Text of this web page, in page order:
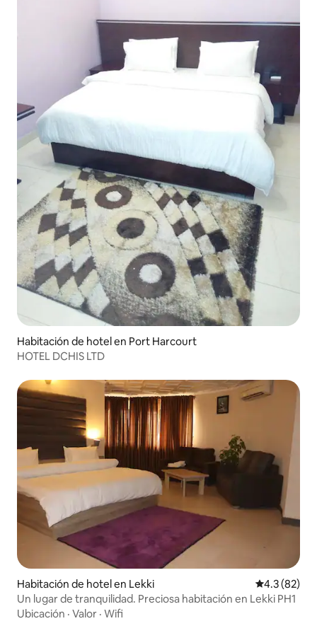
Habitación de hotel en Port Harcourt
HOTEL DCHIS LTD
Habitación de hotel en Lekki Calificación
4.3 (82)
Un lugar de tranquilidad. Preciosa habitación en Lekki PH1
Ubicación · Valor · Wifi